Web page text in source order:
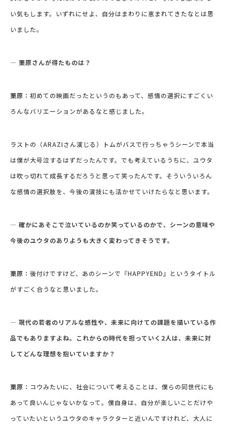
い気もします。いずれにせよ、自分はまわりに恵まれてきたなとは思
いました。
― 栗原さんが得たものは？
栗原： 初めての映画だったというのもあって、感情の選択にすごくい
ろんなバリエーションがあるなと感じました。
ラストの（ARAZIさん演じる）トムがバスで行っちゃうシーンで本当
は僕が大号泣するはずだったんです。でも考えているうちに、ユウタ
は吹っ切れて成長するだろうと思って笑ったんです。そういういろん
な感情の選択肢を、今後の演技にも活かせていけたらなと思います。
― 確かにあそこで泣いているのか笑っているのかで、シーンの意味や
今後のユウタのありようも大きく変わってきそうです。
栗原： 後付けですけど、あのシーンで『HAPPYEND』というタイトル
がすごく合うなと思いました。
― 現代の若者のリアルな感性や、未来に向けての課題を描いている作
品でもありますよね。これからの時代を担っていく2人は、未来に対
してどんな理想を抱いていますか？
栗原： コウみたいに、社会について考えることは、僕らの同世代にも
あって良いんじゃないかなって。僕自身は、自分が楽しいことだけや
っていたいというユウタのキャラクターと近いんですけれど、大人に